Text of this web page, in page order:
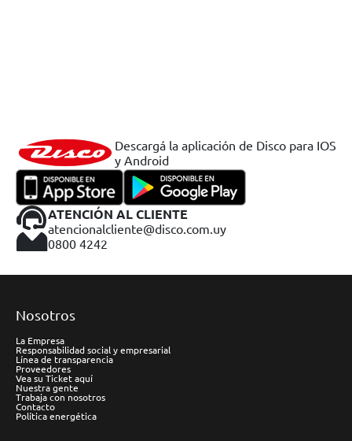
Descargá la aplicación de Disco para IOS
y Android
ATENCIÓN AL CLIENTE
atencionalcliente@disco.com.uy
0800 4242
Nosotros
La Empresa
Responsabilidad social y empresarial
Línea de transparencia
Proveedores
Vea su Ticket aquí
Nuestra gente
Trabaja con nosotros
Contacto
Política energética